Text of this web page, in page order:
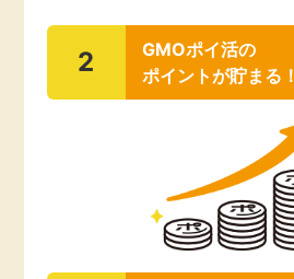
ポイ活お得情報
お友達紹介
月額有料サービス
銀行・金融・投資
2
GMOポイ活の
ポイントが貯まる！